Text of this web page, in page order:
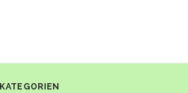
KATEGORIEN